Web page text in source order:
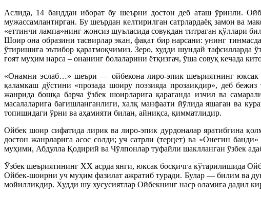
Аслида, 14 банддан иборат бу шеърни достон деб аташ ўринли.
мужассамлантирган. Бу шеърдан келтирилган сатрлардаёқ замон ва
«еттинчи лампа»нинг жонсиз шуъласида совуқдан титраган қўллари
Шоир она образини тасвирлар экан, фақат бир нарсани: унинг
ўтиришига эътибор қаратмоқчимиз. Зеро, худди шундай тафсилларда
ғоят муҳим нарса – онанинг болаларини ётқизгач, ўша совуқ кечада
«Онамни эслаб…» шеъри — ойбекона лиро-эпик шеъриятнинг
қаламкаш дўстини «прозада шоиру поэзияда прозаикдир», деб
жанрида бошқа барча ўзбек шоирларига қараганда изчил ва
масалаларига бағишланганлиги, халқ манфаати йўлида яшаган ва
топишидаги ўрни ва аҳамияти билан, айниқса, қимматлидир.
Ойбек шоир сифатида лирик ва лиро-эпик дурдоналар яратибгина
достон жанрларига асос солди; уч сатрли (терцет) ва «Онегин
муҳими, Абдулла Қодирий ва Чўлпонлар туфайли шаклланган ўзбек
Ўзбек шеъриятининг ХХ асрда янги, юксак босқичга кўтарилишида
Ойбек-шоирни уч муҳим фазилат ажратиб туради. Булар — билим ва
мойилликдир. Худди шу хусусиятлар Ойбекнинг наср оламига дадил